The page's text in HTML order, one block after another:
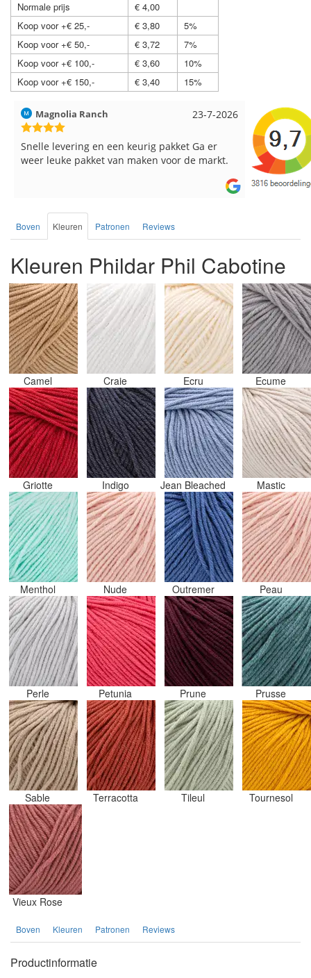
Normale prijs
€ 4,00
Koop voor +€ 25,-
€ 3,80
5%
Koop voor +€ 50,-
€ 3,72
7%
Koop voor +€ 100,-
€ 3,60
10%
Koop voor +€ 150,-
€ 3,40 15%
17-7-2026
Hilde uit Loyers
Reeds meerdere keren breigaren en
breinaalden besteld, altijd heel tevreden over
Loes uit
Snelle
Boven Kleuren Patronen Reviews
Kleuren Phildar Phil Cabotine
Camel Craie Ecru Ecume
Griotte Indigo Jean Bleached Mastic
Menthol Nude Outremer Peau
Perle Petunia Prune Prusse
Sable Terracotta Tileul Tournesol
Vieux Rose
Boven Kleuren Patronen Reviews
Productinformatie